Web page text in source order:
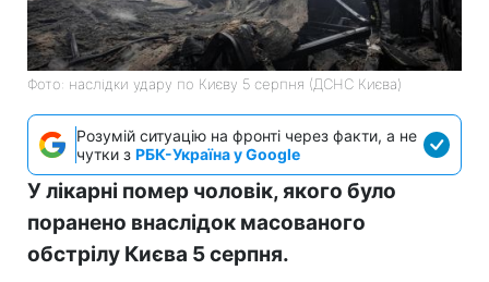
Фото: наслідки удару по Києву 5 серпня (ДСНС Києва)
Розумій ситуацію на фронті через факти, а не
чутки з РБК-Україна у Google
У лікарні помер чоловік, якого було
поранено внаслідок масованого
обстрілу Києва 5 серпня.